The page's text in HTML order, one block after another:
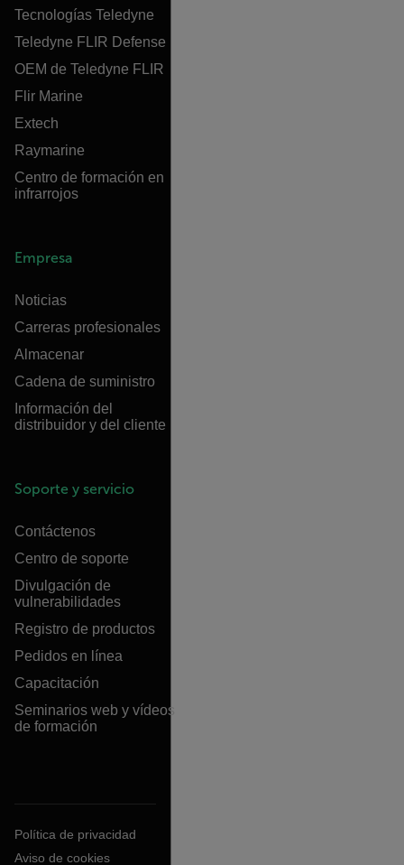
Tecnologías Teledyne
Teledyne FLIR Defense
OEM de Teledyne FLIR
Flir Marine
Extech
Raymarine
Centro de formación en
infrarrojos
Empresa
Noticias
Carreras profesionales
Almacenar
Cadena de suministro
Información del
distribuidor y del cliente
Soporte y servicio
Contáctenos
Centro de soporte
Divulgación de
vulnerabilidades
Registro de productos
Pedidos en línea
Capacitación
Seminarios web y vídeos
de formación
Política de privacidad
Aviso de cookies